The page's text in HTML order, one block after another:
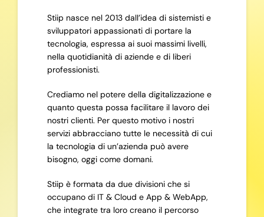
Stiip nasce nel 2013 dall’idea di sistemisti e
sviluppatori appassionati di portare la
tecnologia, espressa ai suoi massimi livelli,
nella quotidianità di aziende e di liberi
professionisti.
Crediamo nel potere della digitalizzazione e
quanto questa possa facilitare il lavoro dei
nostri clienti. Per questo motivo i nostri
servizi abbracciano tutte le necessità di cui
la tecnologia di un’azienda può avere
bisogno, oggi come domani.
Stiip è formata da due divisioni che si
occupano di IT & Cloud e App & WebApp,
che integrate tra loro creano il percorso